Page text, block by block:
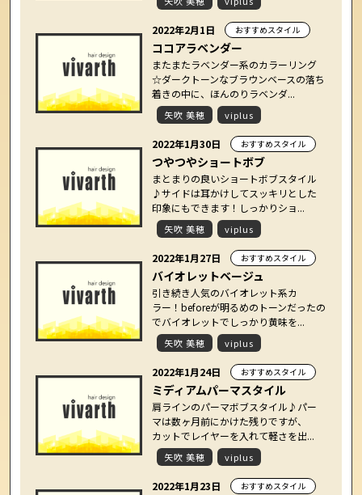
2022年2月1日 おすすめスタイル
ココアラベンダー
またまたラベンダー系のカラーリング
☆ダークトーンなブラウンベースの落ち
着きの中に、ほんのりラベンダ...
矢吹 美穂 viplus
2022年1月30日 おすすめスタイル
つやつやショートボブ
まとまりの良いショートボブスタイル
♪サイドは耳かけしてスッキリとした
印象にもできます！しっかりショ...
矢吹 美穂 viplus
2022年1月27日 おすすめスタイル
バイオレットベージュ
引き続き人気のバイオレット系カ
ラー！beforeが明るめのトーンだったの
でバイオレットでしっかり黄味を...
矢吹 美穂 viplus
2022年1月24日 おすすめスタイル
ミディアムパーマスタイル
肩ラインのパーマボブスタイル♪パー
マは数ヶ月前にかけた残りですが、
カットでレイヤーを入れて軽さを出...
矢吹 美穂 viplus
2022年1月23日 おすすめスタイル